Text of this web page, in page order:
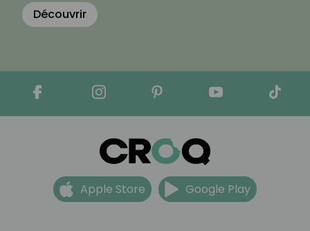
Découvrir
Apple Store Google Play